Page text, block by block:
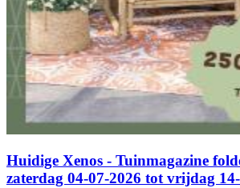
Huidige Xenos - Tuinmagazine
zaterdag 04-07-2026 tot vrijdag